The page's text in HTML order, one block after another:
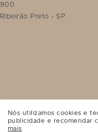
900
Ribeirão Preto - SP
Nós utilizamos cookies e
publicidade e recomendar
mais